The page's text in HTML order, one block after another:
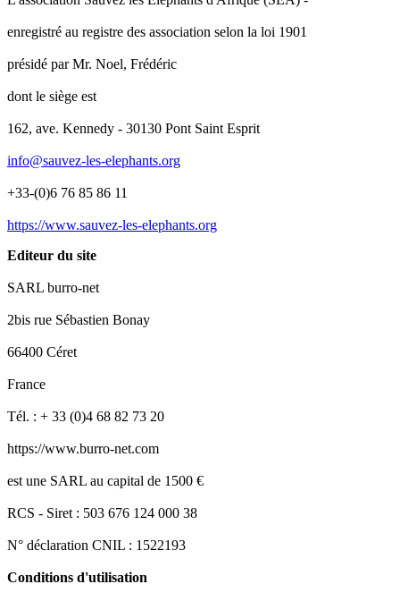
enregistré au registre des association selon la loi 1901
présidé par Mr. Noel, Frédéric
dont le siège est
162, ave. Kennedy - 30130 Pont Saint Esprit
info@sauvez-les-elephants.org
+33-(0)6 76 85 86 11
https://www.sauvez-les-elephants.org
Editeur du site
SARL burro-net
2bis rue Sébastien Bonay
66400 Céret
France
Tél. : + 33 (0)4 68 82 73 20
https://www.burro-net.com
est une SARL au capital de 1500 €
RCS - Siret : 503 676 124 000 38
N° déclaration CNIL : 1522193
Conditions d'utilisation